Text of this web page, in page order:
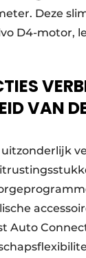
Deze
D4-motor,
VAN
uitzonderlijk
Auto